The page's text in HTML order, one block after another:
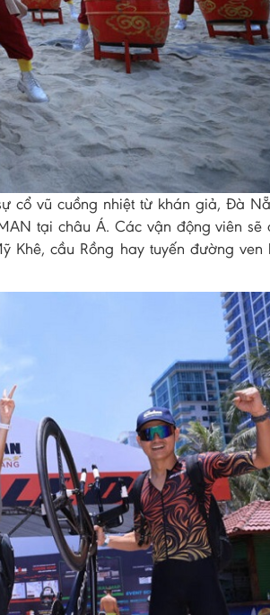
cổ vũ cuồng nhiệt từ khán giả, Đà
tại châu Á. Các vận động viên sẽ
cầu Rồng hay tuyến đường ven